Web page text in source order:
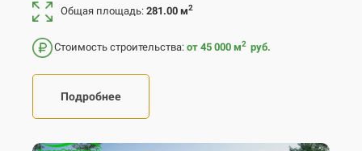
Общая площадь: 281.00 м2
Стоимость строительства: от 45 000 м2 руб.
Подробнее